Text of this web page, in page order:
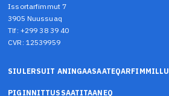
Issortarfimmut 7
3905 Nuussuaq
Tlf: +299 38 39 40
CVR: 12539959
SIULERSUIT ANINGAASAATEQARFIMMILLU
PIGINNITTUSSAATITAANEQ